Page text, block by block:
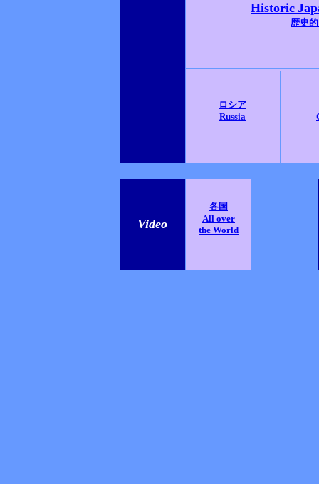
Historic
歴史
ロシア
Russia
Video
各国
All over
the World